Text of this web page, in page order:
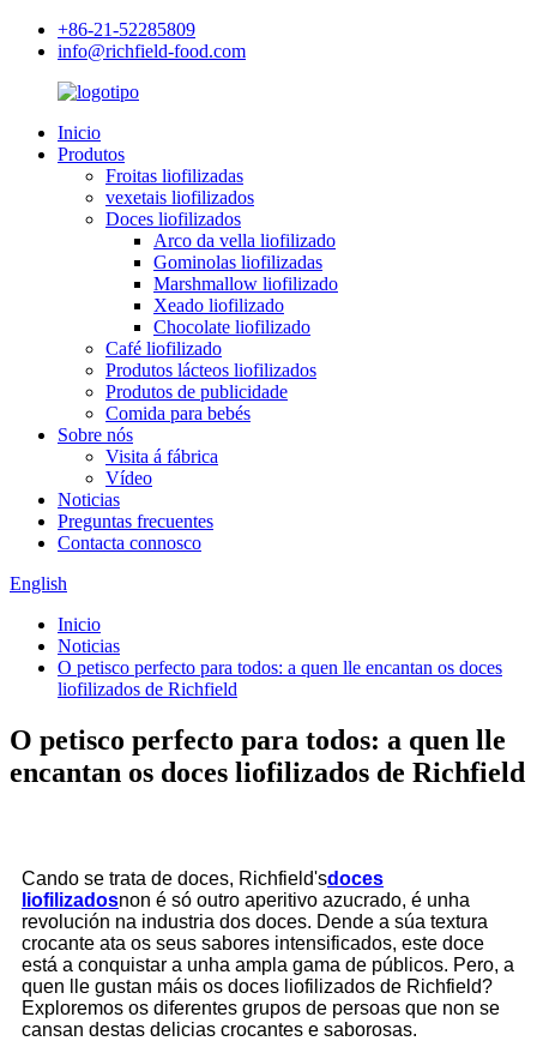
+86-21-52285809
info@richfield-food.com
Inicio
Produtos
Froitas liofilizadas
vexetais liofilizados
Doces liofilizados
Arco da vella liofilizado
Gominolas liofilizadas
Marshmallow liofilizado
Xeado liofilizado
Chocolate liofilizado
Café liofilizado
Produtos lácteos liofilizados
Produtos de publicidade
Comida para bebés
Sobre nós
Visita á fábrica
Vídeo
Noticias
Preguntas frecuentes
Contacta connosco
English
Inicio
Noticias
O petisco perfecto para todos: a quen lle encantan os doces
liofilizados de Richfield
O petisco perfecto para todos: a quen lle
encantan os doces liofilizados de Richfield
Cando se trata de doces, Richfield'sdoces
liofilizadosnon é só outro aperitivo azucrado, é unha
revolución na industria dos doces. Dende a súa textura
crocante ata os seus sabores intensificados, este doce
está a conquistar a unha ampla gama de públicos. Pero, a
quen lle gustan máis os doces liofilizados de Richfield?
Exploremos os diferentes grupos de persoas que non se
cansan destas delicias crocantes e saborosas.